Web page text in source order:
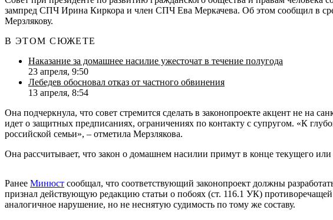
зампред СПЧ Ирина Киркора и член СПЧ Ева Меркачева. Об этом сообщил в
Мерзлякову.
В ЭТОМ СЮЖЕТЕ
Наказание за домашнее насилие ужесточат в течение полугода
23 апреля, 9:50
Лебедев обосновал отказ от частного обвинения
13 апреля, 8:54
Она подчеркнула, что совет стремится сделать в законопроекте акцент не на
идет о защитных предписаниях, ограничениях по контакту с супругом. «К
российской семьи», – отметила Мерзлякова.
Она рассчитывает, что закон о домашнем насилии примут в конце текущего
Ранее Минюст сообщал, что соответствующий законопроект должны
признал действующую редакцию статьи о побоях (ст. 116.1 УК)
аналогичное нарушение, но не неснятую судимость по тому же составу.